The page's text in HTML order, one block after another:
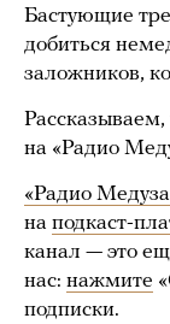
Бастующие
добиться
заложников,
на «Радио
«Радио
на подкаст-
канал — это
нас: нажмите
подписки.